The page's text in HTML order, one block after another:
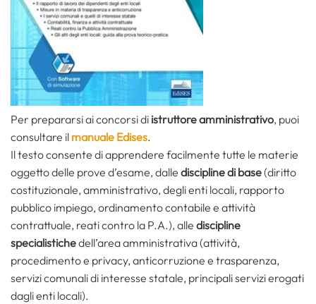
Per prepararsi ai concorsi di istruttore amministrativo, puoi
consultare il manuale Edises.
Il testo consente di apprendere facilmente tutte le materie
oggetto delle prove d’esame, dalle discipline di base(diritto
costituzionale, amministrativo, degli enti locali, rapporto
pubblico impiego, ordinamento contabile e attività
contrattuale, reati contro la P.A.), alle discipline
specialistichedell’area amministrativa (attività,
procedimento e privacy, anticorruzione e trasparenza,
servizi comunali di interesse statale, principali servizi erogati
dagli enti locali).